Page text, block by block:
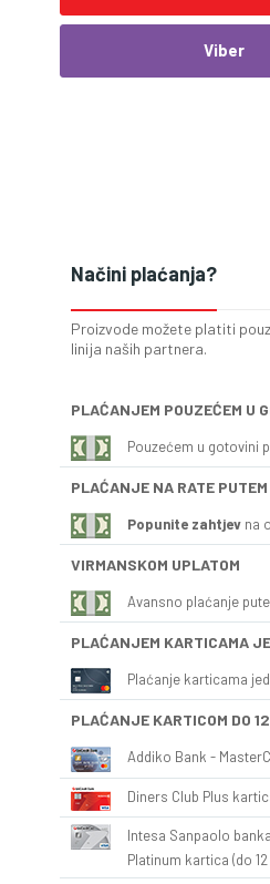
Viber
Načini plaćanja?
Proizvode možete platiti
linija naših partnera.
PLAĆANJEM POUZEĆEM U
Pouzećem u gotovini
PLAĆANJE NA RATE
Popunite zahtjev na
VIRMANSKOM UPLATOM
Avansno plaćanje
PLAĆANJEM KARTICAMA
Plaćanje karticama
PLAĆANJE KARTICOM DO
Addiko Bank -
Diners Club Plus
Intesa Sanpaolo
Platinum kartica (do